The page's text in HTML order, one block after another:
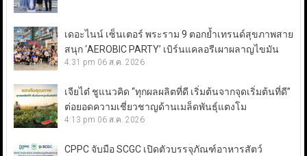
เดอะไนน์ เซ็นเตอร์ พระราม 9 ตอกย้ำเทรนด์สุขภาพสาย
สนุก ‘AEROBIC PARTY’ เบิร์นแคลอรีเผาผลาญไขมัน
4:31 pm 06 ส.ค. 2026
เจียไต๋ ชูแนวคิด “ทุกผลผลิตที่ดี เริ่มต้นจากจุดเริ่มต้นที่ดี”
ต่อยอดความเชี่ยวชาญด้านเมล็ดพันธุ์แตงโม
4:13 pm 06 ส.ค. 2026
CPPC จับมือ SCGC เปิดตัวบรรจุภัณฑ์อาหารสัตว์